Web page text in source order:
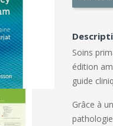
Soins
édition
guide
Grâce à